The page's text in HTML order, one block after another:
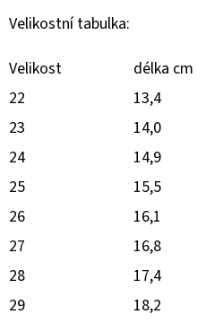
Velikostní tabulka:
Velikost
délka cm
22
13,4
23
14,0
24
14,9
25
15,5
26
16,1
27
16,8
28
17,4
29
18,2